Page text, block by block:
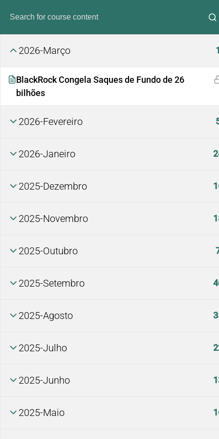
2026-Março 1
BlackRock Congela Saques de Fundo de 26
bilhões
2026-Fevereiro
2026-Janeiro
2025-Dezembro
2025-Novembro
2025-Outubro
2025-Setembro
2025-Agosto
2025-Julho
2025-Junho
2025-Maio